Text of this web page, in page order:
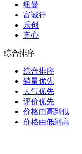
纽曼
富诚行
乐创
齐心
综合排序
综合排序
销量优先
人气优先
评价优先
价格由高到低
价格由低到高